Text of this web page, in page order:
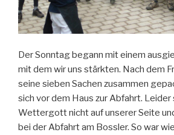
Der Sonntag begann mit einem
mit dem wir uns stärkten. Nach dem
seine sieben Sachen zusammen
sich vor dem Haus zur Abfahrt.
Wettergott nicht auf unserer Seite
bei der Abfahrt am Bossler. So war